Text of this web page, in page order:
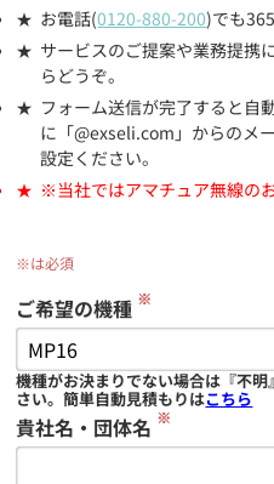
お電話(0120-880-200)でも
サービスのご提案や業務提携
らどうぞ。
フォーム送信が完了すると自
に「@exseli.com」からのメ
設定ください。
※当社ではアマチュア無線の
※は必須
ご希望の機種 ※
機種がお決まりでない場合は『不
さい。簡単自動見積もりはこちら
貴社名・団体名 ※